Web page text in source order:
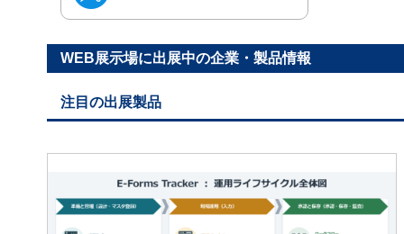
WEB展示場に出展中の企業・製品情報
注目の出展製品